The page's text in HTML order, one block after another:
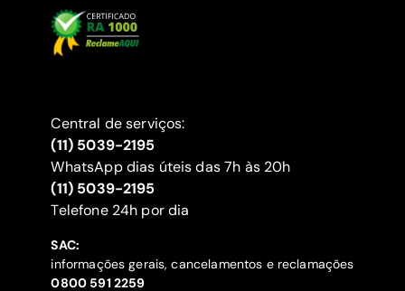
Central de serviços:
(11) 5039-2195
WhatsApp dias úteis das 7h às 20h
(11) 5039-2195
‍Telefone 24h por dia
SAC:
informações gerais, cancelamentos e reclamações
‍0800 591 2259